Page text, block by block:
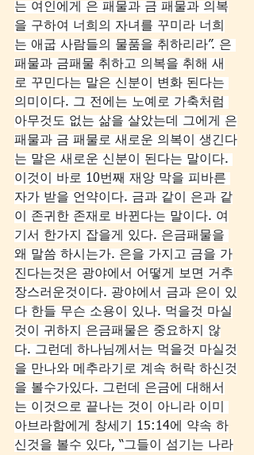
는 여인에게 은 패물과 금 패물과 의복
을 구하여 너희의 자녀를 꾸미라 너희
는 애굽 사람들의 물품을 취하리라”. 은
패물과 금패물 취하고 의복을 취해 새
로 꾸민다는 말은 신분이 변화 된다는
의미이다. 그 전에는 노예로 가축처럼
아무것도 없는 삶을 살았는데 그에게 은
패물과 금 패물로 새로운 의복이 생긴다
는 말은 새로운 신분이 된다는 말이다.
이것이 바로 10번째 재앙 막을 피바른
자가 받을 언약이다. 금과 같이 은과 같
이 존귀한 존재로 바뀐다는 말이다. 여
기서 한가지 잡을게 있다. 은금패물을
왜 말씀 하시는가. 은을 가지고 금을 가
진다는것은 광야에서 어떻게 보면 거추
장스러운것이다. 광야에서 금과 은이 있
다 한들 무슨 소용이 있나. 먹을것 마실
것이 귀하지 은금패물은 중요하지 않
다. 그런데 하나님께서는 먹을것 마실것
을 만나와 메추라기로 계속 허락 하신것
을 볼수가있다. 그런데 은금에 대해서
는 이것으로 끝나는 것이 아니라 이미
아브라함에게 창세기 15:14에 약속 하
신것을 볼수 있다, “그들이 섬기는 나라